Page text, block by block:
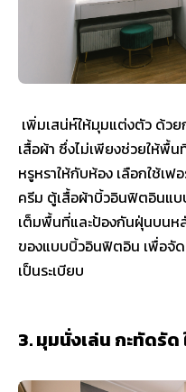
เพิ่มเสน่ห์ให้มุมแต่งตัว ด้ว
เสื้อผ้า ซึ่งไม่เพียงช่วยให้พื้
หรูหราให้กับห้อง เลือกใช้เฟ
ครีม ตู้เสื้อผ้าบิ้วอินฟิตอินแบ
เต็มพื้นที่และป้องกันฝุ่นบนห
ของแบบบิ้วอินฟิตอิน เพื่อจัด
เป็นระเบียบ
3. มุมนั่งเล่น กะทัดรั